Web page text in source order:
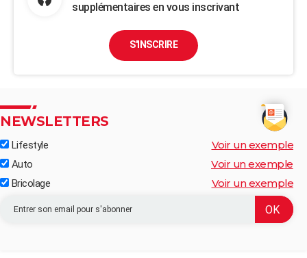
supplémentaires en vous inscrivant
S'INSCRIRE
NEWSLETTERS
Lifestyle Voir un exemple
Auto Voir un exemple
Bricolage Voir un exemple